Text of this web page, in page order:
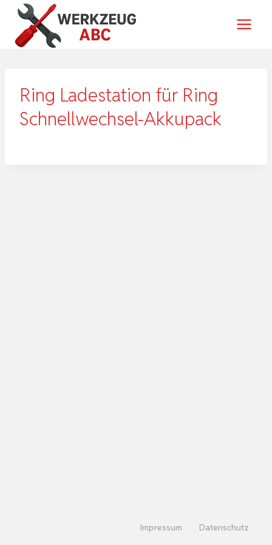
Zum
Inhalt
springen
Ring Ladestation für Ring
Schnellwechsel-Akkupack
Impressum Datenschutz